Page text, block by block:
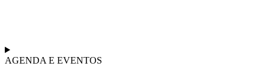
AGENDA E EVENTOS